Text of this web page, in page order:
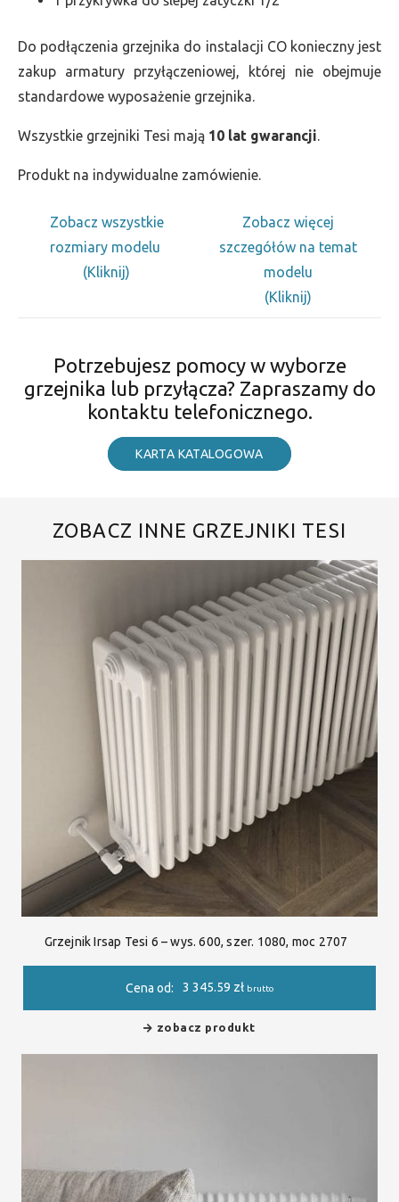
Do podłączenia grzejnika do instalacji CO konieczny jest
zakup armatury przyłączeniowej, której nie obejmuje
standardowe wyposażenie grzejnika.
Wszystkie grzejniki Tesi mają 10 lat gwarancji.
Produkt na indywidualne zamówienie.
Zobacz wszystkie
rozmiary modelu
(Kliknij)
Zobacz więcej
szczegółów na temat
modelu
(Kliknij)
Potrzebujesz pomocy w wyborze
grzejnika lub przyłącza? Zapraszamy do
kontaktu telefonicznego.
KARTA KATALOGOWA
ZOBACZ INNE GRZEJNIKI TESI
Grzejnik Irsap Tesi 6 – wys. 600, szer. 1080, moc 2707
Cena od: 3 345.59 zł brutto
zobacz produkt